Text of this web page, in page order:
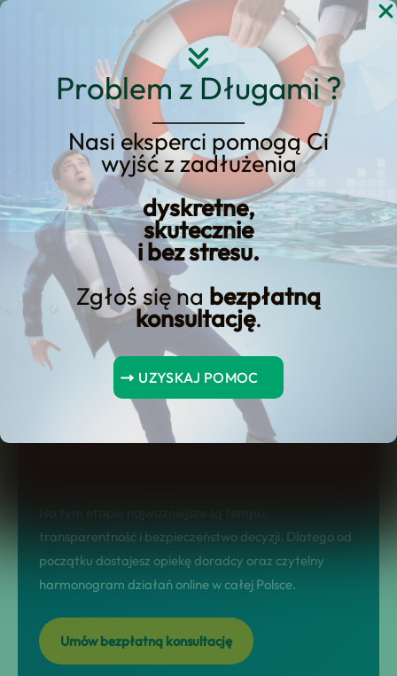
Problem z Długami ?
Nasi eksperci pomogą Ci
wyjść z zadłużenia
dyskretne,
skutecznie
i bez stresu.
Zgłoś się na bezpłatną
konsultację.
UZYSKAJ POMOC
Przejdź
KREDYT123.PL – OFERTA SPRZEDAŻOWA
upadłość konsumencka
a nowe długi
upadłość konsumencka a nowe długi to
usługa, którą prowadzimy w modelu
nastawionym na wynik: diagnoza
sytuacji, dobór rozwiązania,
przeprowadzenie procesu i domknięcie
transparentność i bezpieczeństwo decyzji. Dlatego od
początku dostajesz opiekę doradcy oraz czytelny
harmonogram działań online w całej Polsce.
Umów bezpłatną konsultację